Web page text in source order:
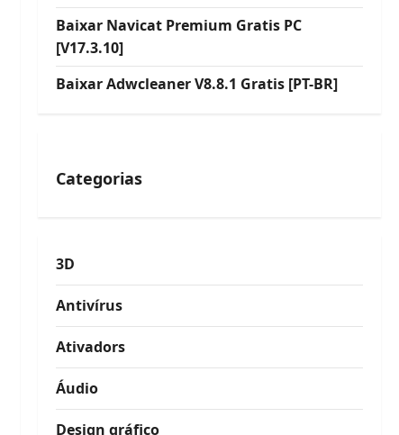
Baixar Navicat Premium Gratis PC
[V17.3.10]
Baixar Adwcleaner V8.8.1 Gratis [PT-BR]
Categorias
3D
Antivírus
Ativadors
Áudio
Design gráfico